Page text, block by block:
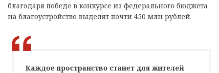
благодаря победе в конкурсе из федерального бюджета
на благоустройство выделят почти 450 млн рублей.
Каждое пространство станет для жителей